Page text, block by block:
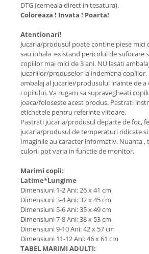
DTG (cerneala direct in tesatura).
Coloreaza ! Invata ! Poarta!
Atentionari!
Jucaria/produsul poate contine piese mici
sau inhala existand pericolul de sufocare
copiilor mai mici de 3 ani. NU lasati
jucariilor/produselor la indemana
ambalaj al jucariei/produsului inainte de
copilului. Va rugam sa supravegheati
joaca/foloseste acest produs. Pastrati
etichetele pentru referinte viitoare.
Pastrati jucaria/produsul departe de foc,
jucaria/produsul de temperaturi ridicate
Imaginile au caracter informativ. Nuanta
culorii pot varia in functie de monitor.
Marimi copii:
Latime*Lungime
Dimensiuni 1-2 Ani: 26 x 41 cm
Dimensiuni 3-4 Ani: 32 x 45 cm
Dimensiuni 5-6 Ani: 35 x 49 cm
Dimensiuni 7-8 Ani: 38 x 53 cm
Dimensiuni 9-10 Ani: 42 x 57 cm
Dimensiuni 11-12 Ani: 46 x 61 cm
TABEL MARIMI ADULTI: